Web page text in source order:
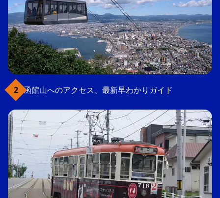
函館山へのアクセス、最新早わかりガイド